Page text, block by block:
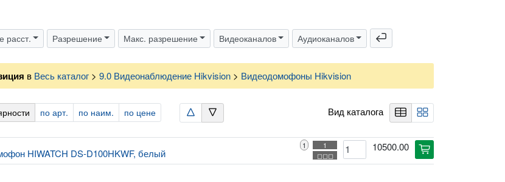
расст. Разрешение Макс. разрешение Видеоканалов Аудиоканалов return
в Весь каталог > 9.0 Видеонаблюдение Hikvision > Видеодомофоны Hikvision
по арт. по наим. по цене arrowtriangle_up arrowtriangle_down Вид каталога table rectangle_grid_2x2
HIWATCH DS-D100HKWF, белый
1
1
◻◻◻
10500.00 cart